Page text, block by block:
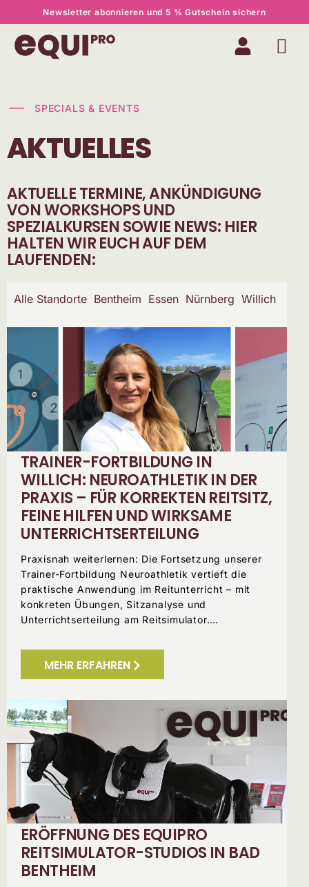
Newsletter abonnieren und 5 % Gutschein sichern
SPECIALS & EVENTS
AKTUELLES
AKTUELLE TERMINE, ANKÜNDIGUNG
VON WORKSHOPS UND
SPEZIALKURSEN SOWIE NEWS: HIER
HALTEN WIR EUCH AUF DEM
LAUFENDEN:
Alle Standorte Bentheim Essen Nürnberg Willich
TRAINER-FORTBILDUNG IN
WILLICH: NEUROATHLETIK IN DER
PRAXIS – FÜR KORREKTEN REITSITZ,
FEINE HILFEN UND WIRKSAME
UNTERRICHTSERTEILUNG
Praxisnah weiterlernen: Die Fortsetzung unserer
Trainer-Fortbildung Neuroathletik vertieft die
praktische Anwendung im Reitunterricht – mit
konkreten Übungen, Sitzanalyse und
Unterrichtserteilung am Reitsimulator.…
MEHR ERFAHREN
ERÖFFNUNG DES EQUIPRO
REITSIMULATOR-STUDIOS IN BAD
BENTHEIM